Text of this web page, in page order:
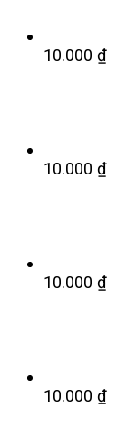
10.000 ₫
10.000 ₫
10.000 ₫
10.000 ₫